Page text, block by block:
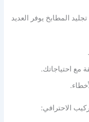
المطابخ يوفر العديد
مع احتياجاتك.
الاحترافي: